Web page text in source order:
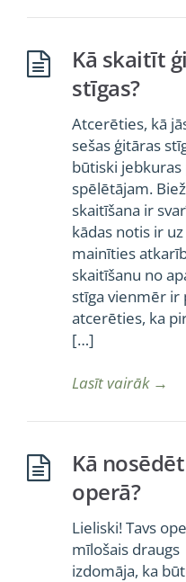
Kā skaitīt
stīgas?
Atcerēties, kā
sešas ģitāras
būtiski jebkuras
spēlētājam.
skaitīšana ir
kādas notis ir
mainīties
skaitīšanu no
stīga vienmēr ir
atcerēties, ka
[…]
Lasīt vairāk→
Kā nosēdēt
operā?
Lieliski! Tavs
mīlošais draugs
izdomāja, ka